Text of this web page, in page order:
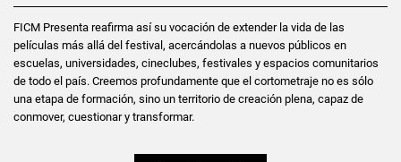
FICM Presenta reafirma así su vocación de extender la vida de las
películas más allá del festival, acercándolas a nuevos públicos en
escuelas, universidades, cineclubes, festivales y espacios comunitarios
de todo el país. Creemos profundamente que el cortometraje no es sólo
una etapa de formación, sino un territorio de creación plena, capaz de
conmover, cuestionar y transformar.